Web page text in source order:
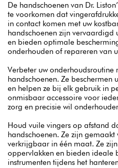
De handschoenen van Dr.
te voorkomen dat
in contact komen met uw
handschoenen zijn
en bieden optimale
onderhouden of repareren van
Verbeter uw onderhoudsroutine
handschoenen. Ze beschermen
en helpen ze bij elk gebruik in
onmisbaar accessoire voor
zorg en precisie wil
Houd vuile vingers op afstand
handschoenen. Ze zijn
verkrijgbaar in één maat. Ze
oppervlakken en bieden ideale
instrumenten tijdens het